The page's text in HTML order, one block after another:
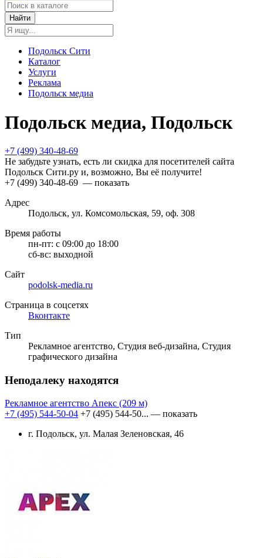
Найти
Подольск Сити
Каталог
Услуги
Реклама
Подольск медиа
Подольск медиа, Подольск
+7 (499) 340-48-69
Не забудьте узнать, есть ли скидка для посетителей сайта
Подольск Сити.ру и, возможно, Вы её получите!
+7 (499) 340-48-69 — показать
Адрес
Подольск, ул. Комсомольская, 59, оф. 308
Время работы
пн-пт: с 09:00 до 18:00
сб-вс: выходной
Сайт
podolsk-media.ru
Страница в соцсетях
Вконтакте
Тип
Рекламное агентство, Студия веб-дизайна, Студия
графического дизайна
Неподалеку находятся
Рекламное агентство Апекс (209 м)
+7 (495) 544-50-04 +7 (495) 544-50... — показать
г. Подольск, ул. Малая Зеленовская, 46